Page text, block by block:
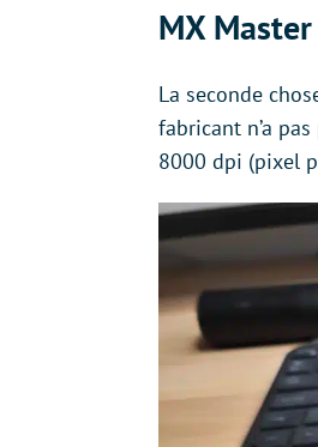
MX
La seconde
fabricant n’a
8000 dpi (pixel